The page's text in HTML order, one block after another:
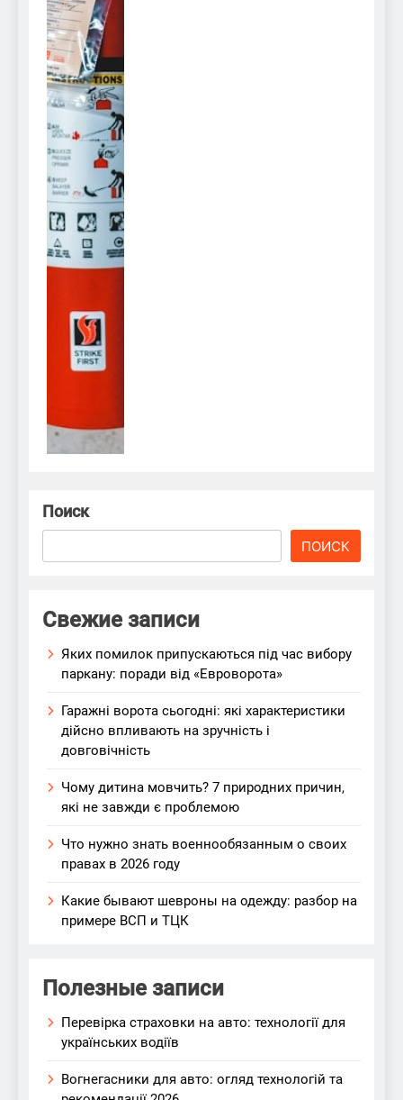
Поиск
ПОИСК
Свежие записи
Яких помилок припускаються під час вибору
паркану: поради від «Евроворота»
Гаражні ворота сьогодні: які характеристики
дійсно впливають на зручність і
довговічність
Чому дитина мовчить? 7 природних причин,
які не завжди є проблемою
Что нужно знать военнообязанным о своих
правах в 2026 году
Какие бывают шевроны на одежду: разбор на
примере ВСП и ТЦК
Полезные записи
Перевірка страховки на авто: технології для
українських водіїв
Вогнегасники для авто: огляд технологій та